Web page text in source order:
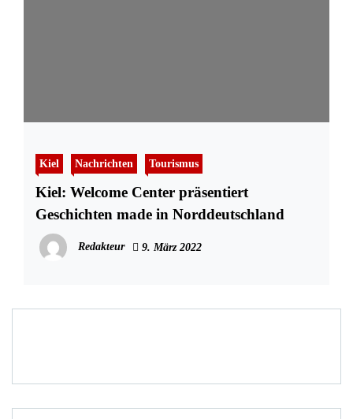
Kiel Nachrichten Tourismus
Kiel: Welcome Center präsentiert
Geschichten made in Norddeutschland
Redakteur 9. März 2022